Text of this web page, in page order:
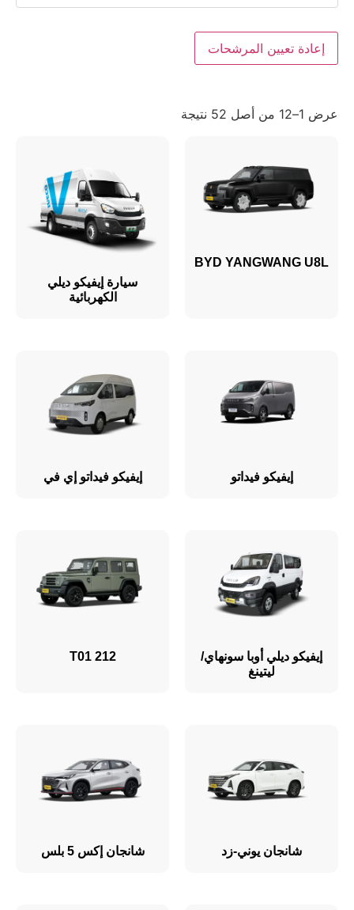
إعادة تعيين المرشحات
عرض 1–12 من أصل 52 نتيجة
BYD YANGWANG U8L
سيارة إيفيكو ديلي
الكهربائية
إيفيكو فيداتو إيفيكو فيداتو إي في
إيفيكو ديلي أوبا سونهاي/
ليتينغ
212 T01
شانجان يوني-زد شانجان إكس 5 بلس